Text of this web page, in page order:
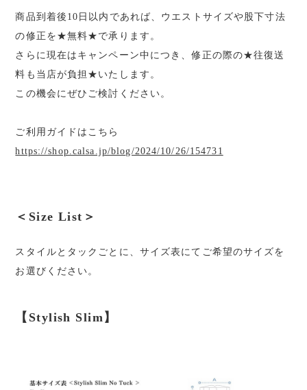
商品到着後10日以内であれば、ウエストサイズや股下寸法
の修正を★無料★で承ります。
さらに現在はキャンペーン中につき、修正の際の★往復送
料も当店が負担★いたします。
この機会にぜひご検討ください。
ご利用ガイドはこちら
https://shop.calsa.jp/blog/2024/10/26/154731
＜Size List＞
スタイルとタックごとに、サイズ表にてご希望のサイズを
お選びください。
【Stylish Slim】